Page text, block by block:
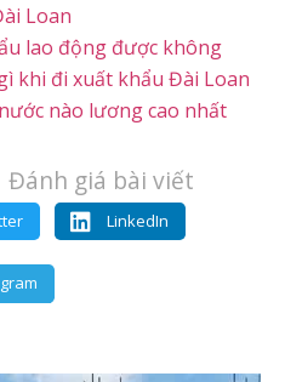
Loan
lao động được không
khi đi xuất khẩu Đài Loan
nào lương cao nhất
Đánh giá bài viết
LinkedIn